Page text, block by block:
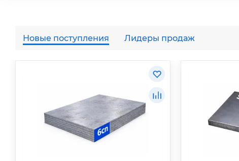
Новые поступления Лидеры продаж